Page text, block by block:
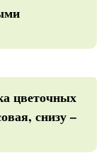
цветочных
снизу –